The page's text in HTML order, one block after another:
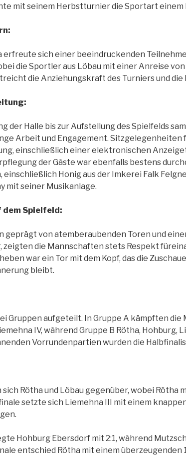
mit seinem Herbstturnier die Sportart
erfreute sich einer beeindruckenden
die Sportler aus Löbau mit einer Anreise
die Anziehungskraft des Turniers und die
der Halle bis zur Aufstellung des Spielfelds
Arbeit und Engagement. Sitzgelegenheiten
einschließlich einer elektronischen
der Gäste war ebenfalls bestens
Honig aus der Imkerei Falk
mit seiner Musikanlage.
dem Spielfeld:
geprägt von atemberaubenden Toren und
die Mannschaften stets Respekt
war ein Tor mit dem Kopf, das die
bleibt.
Gruppen aufgeteilt. In Gruppe A kämpften
IV, während Gruppe B Rötha, Hohburg,
Vorrundenpartien wurden die
Rötha und Löbau gegenüber, wobei Rötha
setzte sich Liemehna III mit einem
Hohburg Ebersdorf mit 2:1, während
entschied Rötha mit einem überzeugenden